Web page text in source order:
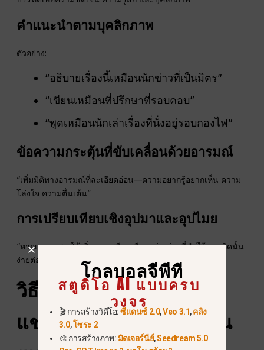
คำแนะนำตามบุคลิกภาพ
ตัวอย่าง:
“อธิบายเรื่องนี้เหมือนนักข่าวที่เป็นมิตร”
“เขียนเหมือนที่ปรึกษาที่รอบคอบ”
“พูดเหมือนนักเล่าเรื่องที่นั่งอยู่รอบกองไฟ”
ข้อความกระตุ้นที่ขับเคลื่อนด้วยอารมณ์
“เพิ่มมิติทางอารมณ์ที่ละเอียดอ่อน—ความอยากรู้อยากเห็น ความ
โล่งใจ ความตื่นเต้น”
การเปรียบเทียบเชิงอุปมาและอุปไมย
“หากเหมาะสม ให้เพิ่มการเปรียบเทียบอย่างง่ายที่ทำให้แนวคิดนั้น
ง่ายต่อการมองเห็น”
วิธีการขั้นสูงในการสร้าง
แชทจีพีทีน้อยลงเหมือนหุ่น
โกลบอลจีพีที
สตูดิโอ AI แบบครบ
วงจร
🎬 การสร้างวิดีโอ:ซีแดนซ์ 2.0,Veo 3.1,คลิง
3.0,โซระ 2
🎨 การสร้างภาพ: มิดเจอร์นีย์,Seedream 5.0